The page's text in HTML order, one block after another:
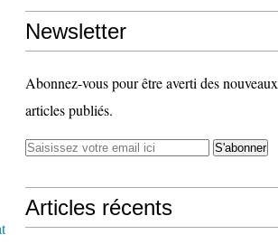
Newsletter
Abonnez-vous pour être averti des nouveaux
articles publiés.
Articles récents